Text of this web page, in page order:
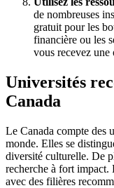
de nombreuses
gratuit pour les
financière ou les
vous recevez une
Universités
Canada
Le Canada compte des
monde. Elles se
diversité culturelle. De
recherche à fort impact.
avec des filières